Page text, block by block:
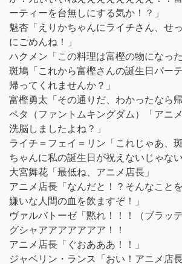
ーティーを台無しにする気か！？」
魅杏「えりかちゃんにライチさん、せ
にごめんね！」
ハクメン「この料理は富樫の物になっ
斑鳩「これから富樫さんの誕生日パー
帰ってくれませんか？」
富樫勇太「その通りだ、わかったなら
ペタ（ファントムキングダム）「アニ
洗脳しましたよね？」
ライチ＝フェイ＝リン「これじゃあ、
ちゃんに私の誕生日が祝えないじゃない
大宮舞花「最低ね、アニメ店長」
アニメ店長「なんだと！？そんなこと
嫌いな人間の血を飲ますぞ！」
ヴァルバトーゼ「黙れ！！！（ブラッ
グシャアアアアアアア！！
アニメ店長「ぐおあああ！！」
ジャベリン・ランス「おい！アニメ店